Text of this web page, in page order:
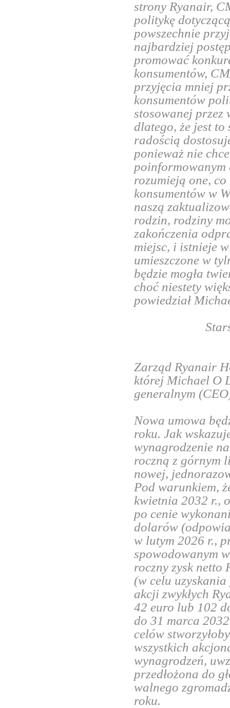
strony Ryanair,
politykę
powszechnie
najbardziej
promować
konsumentów,
przyjęcia mniej
konsumentów
stosowanej
dlatego, że jest to
radością
ponieważ nie
poinformowanym
rozumieją one,
konsumentów w
naszą
rodzin, rodziny
zakończenia
miejsc, i istnieje
umieszczone w
będzie mogła
choć niestety
powiedział
Zarząd Ryanair
której Michael O
generalnym
Nowa umowa
roku. Jak
wynagrodzenie
roczną z górnym
nowej,
Pod warunkiem,
kwietnia 2032 r.,
po cenie
dolarów
w lutym 2026 r.,
spowodowanym
roczny zysk netto
(w celu
akcji zwykłych
42 euro lub 102
do 31 marca
celów
wszystkich
wynagrodzeń,
przedłożona do
walnego
roku.